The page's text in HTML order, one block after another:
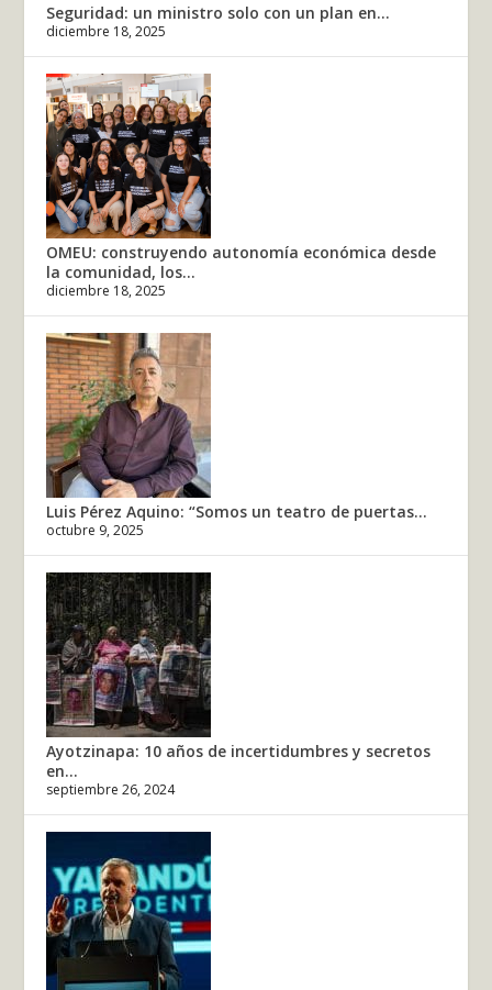
Seguridad: un ministro solo con un plan en...
diciembre 18, 2025
OMEU: construyendo autonomía económica desde
la comunidad, los...
diciembre 18, 2025
Luis Pérez Aquino: “Somos un teatro de puertas...
octubre 9, 2025
Ayotzinapa: 10 años de incertidumbres y secretos
en...
septiembre 26, 2024